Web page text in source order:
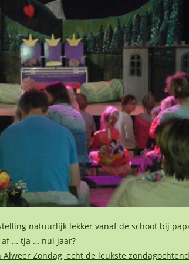
natuurlijk lekker vanaf de schoot bij
af … tja … nul jaar?
Zondag, echt de leukste